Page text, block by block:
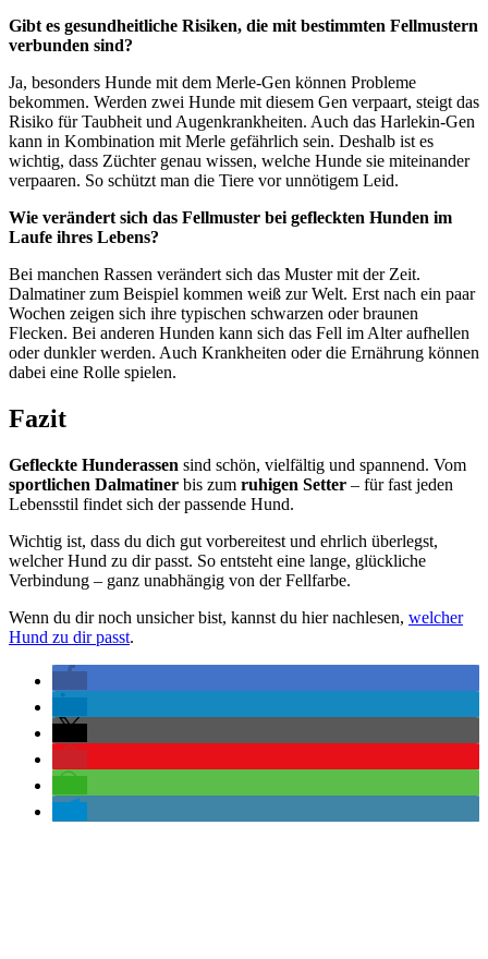
Gibt es gesundheitliche Risiken, die mit bestimmten Fellmustern
verbunden sind?
Ja, besonders Hunde mit dem Merle-Gen können Probleme
bekommen. Werden zwei Hunde mit diesem Gen verpaart, steigt das
Risiko für Taubheit und Augenkrankheiten. Auch das Harlekin-Gen
kann in Kombination mit Merle gefährlich sein. Deshalb ist es
wichtig, dass Züchter genau wissen, welche Hunde sie miteinander
verpaaren. So schützt man die Tiere vor unnötigem Leid.
Wie verändert sich das Fellmuster bei gefleckten Hunden im
Laufe ihres Lebens?
Bei manchen Rassen verändert sich das Muster mit der Zeit.
Dalmatiner zum Beispiel kommen weiß zur Welt. Erst nach ein paar
Wochen zeigen sich ihre typischen schwarzen oder braunen
Flecken. Bei anderen Hunden kann sich das Fell im Alter aufhellen
oder dunkler werden. Auch Krankheiten oder die Ernährung können
dabei eine Rolle spielen.
Fazit
Gefleckte Hunderassen sind schön, vielfältig und spannend. Vom
sportlichen Dalmatiner bis zum ruhigen Setter – für fast jeden
Lebensstil findet sich der passende Hund.
Wichtig ist, dass du dich gut vorbereitest und ehrlich überlegst,
welcher Hund zu dir passt. So entsteht eine lange, glückliche
Verbindung – ganz unabhängig von der Fellfarbe.
Wenn du dir noch unsicher bist, kannst du hier nachlesen, welcher
Hund zu dir passt.